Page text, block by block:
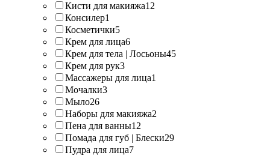
Кисти для макияжа12
Консилер1
Косметички5
Крем для лица6
Крем для тела | Лосьоны45
Крем для рук3
Массажеры для лица1
Мочалки3
Мыло26
Наборы для макияжа2
Пена для ванны12
Помада для губ | Блески29
Пудра для лица7